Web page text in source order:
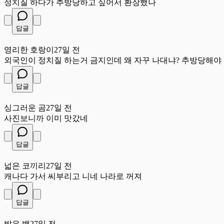
정치질 하다가 추방당하고 싶어서 환장했나
답글
영리한 호랑이 27일 전
외국인이 정치질 하는거 금지인데 왜 자꾸 나대냐? 추방당해야
답글
싱그러운 곰27일 전
사진보니까 이미 맛갔네
답글
넓은 코끼리 27일 전
캐나다 가서 씨부리고 니네 나라로 꺼져
답글